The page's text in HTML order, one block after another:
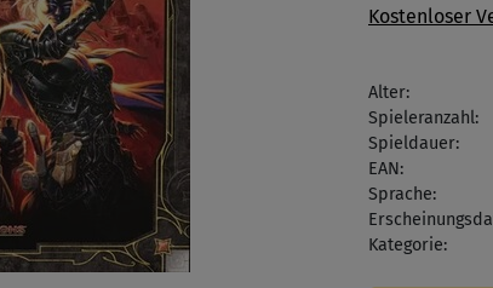
Kostenloser
Alter:
Spieleranzahl:
Spieldauer:
EAN:
Sprache:
Kategorie: